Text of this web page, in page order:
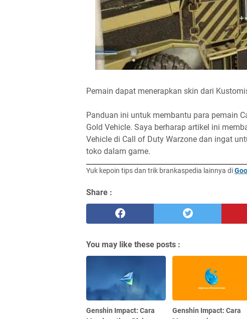
Pemain dapat menerapkan skin dari
Panduan ini untuk membantu para pemain
Gold Vehicle. Saya berharap artikel ini
Vehicle di Call of Duty Warzone dan ingat
toko dalam game.
Yuk kepoin tips dan trik brankaspedia lainnya di
Share :
You may like these posts :
Genshin Impact: Cara
Genshin Impact: Cara